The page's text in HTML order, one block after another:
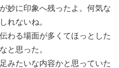
妙に印象へ残ったよ。何気な
れないね。
わる場面が多くてほっとした
と思った。
みたいな内容かと思っていた